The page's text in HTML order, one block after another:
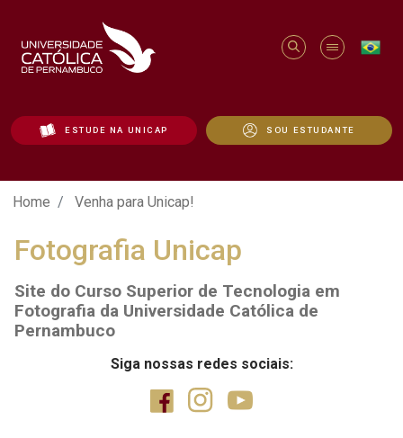
ESTUDE NA UNICAP SOU ESTUDANTE
Venha para Unicap! - Unicap
Home Venha para Unicap!
Fotografia Unicap
Site do Curso Superior de Tecnologia em
Fotografia da Universidade Católica de
Pernambuco
Siga nossas redes sociais: